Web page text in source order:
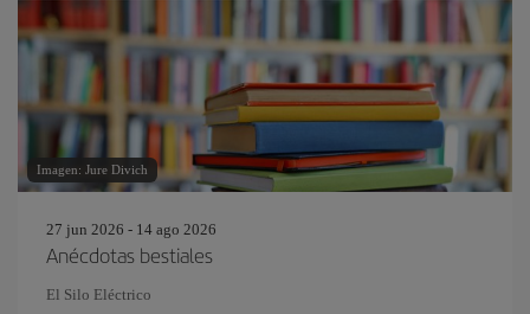
Imagen: Jure Divich
27 jun 2026 - 14 ago 2026
Anécdotas bestiales
El Silo Eléctrico